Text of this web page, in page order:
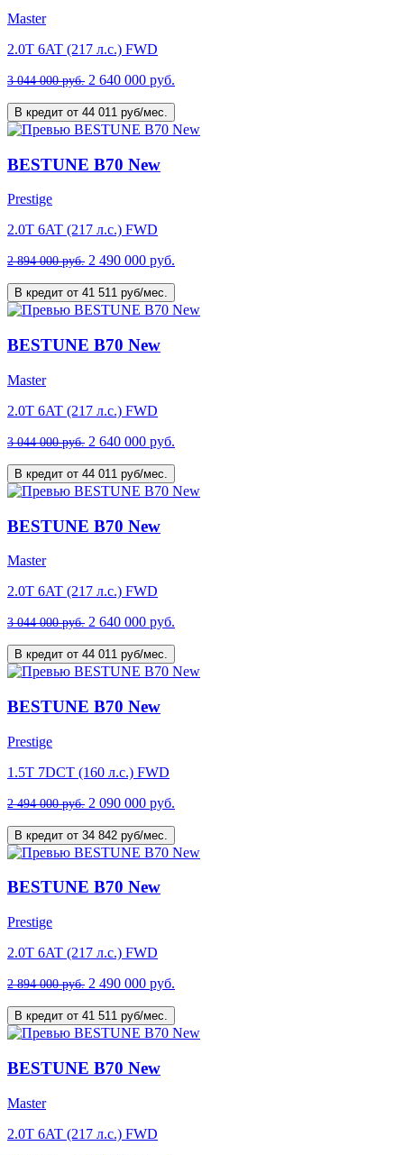
Master
2.0T 6AT (217 л.с.) FWD
3 044 000 руб. 2 640 000 руб.
В кредит от 44 011 руб/мес.
BESTUNE B70 New
Prestige
2.0T 6AT (217 л.с.) FWD
2 894 000 руб. 2 490 000 руб.
В кредит от 41 511 руб/мес.
BESTUNE B70 New
Master
2.0T 6AT (217 л.с.) FWD
3 044 000 руб. 2 640 000 руб.
В кредит от 44 011 руб/мес.
BESTUNE B70 New
Master
2.0T 6AT (217 л.с.) FWD
3 044 000 руб. 2 640 000 руб.
В кредит от 44 011 руб/мес.
BESTUNE B70 New
Prestige
1.5T 7DCT (160 л.с.) FWD
2 494 000 руб. 2 090 000 руб.
В кредит от 34 842 руб/мес.
BESTUNE B70 New
Prestige
2.0T 6AT (217 л.с.) FWD
2 894 000 руб. 2 490 000 руб.
В кредит от 41 511 руб/мес.
BESTUNE B70 New
Master
2.0T 6AT (217 л.с.) FWD